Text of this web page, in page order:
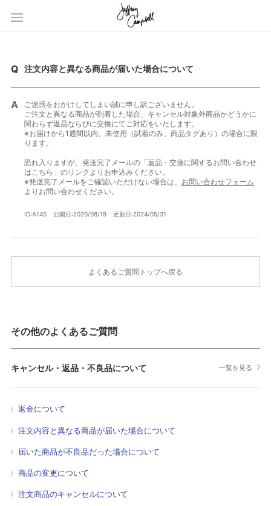
注文内容と異なる商品が届いた場合について
ご迷惑をおかけしてしまい誠に申し訳ございません。
ご注文と異なる商品が到着した場合、キャンセル対象外商品かどうかに
関わらず返品ならびに交換にてご対応をいたします。
※お届けから1週間以内、未使用（試着のみ、商品タグあり）の場合に限
ります。
恐れ入りますが、発送完了メールの「返品・交換に関するお問い合わせ
はこちら」のリンクよりお申込みください。
※発送完了メールをご確認いただけない場合は、 お問い合わせフォーム
よりお問い合わせください。
ID:A145 公開日:2020/08/19 更新日:2024/05/31
よくあるご質問トップへ戻る
その他のよくあるご質問
キャンセル・返品・不良品について 一覧を見る
返金について
注文内容と異なる商品が届いた場合について
届いた商品が不良品だった場合について
商品の変更について
注文商品のキャンセルについて